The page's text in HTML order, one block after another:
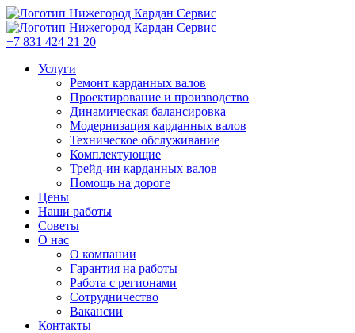
+7 831 424 21 20
Услуги
Ремонт карданных валов
Проектирование и производство
Динамическая балансировка
Модернизация карданных валов
Техническое обслуживание
Комплектующие
Трейд-ин карданных валов
Помощь на дороге
Цены
Наши работы
Советы
О нас
О компании
Гарантия на работы
Работа с регионами
Сотрудничество
Вакансии
Контакты